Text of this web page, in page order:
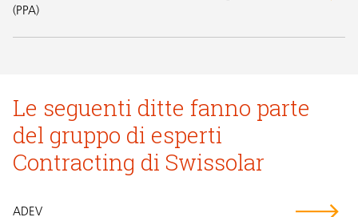
(PPA)
Le seguenti ditte fanno parte
del gruppo di esperti
Contracting di Swissolar
ADEV